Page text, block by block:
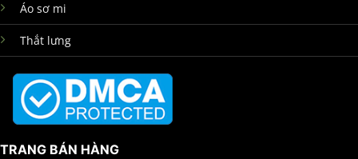
Áo sơ mi
Thắt lưng
TRANG BÁN HÀNG